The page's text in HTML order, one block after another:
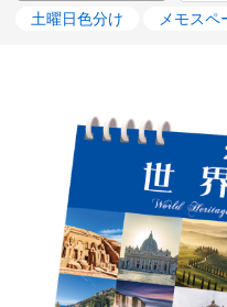
土曜日色分け メモスペ